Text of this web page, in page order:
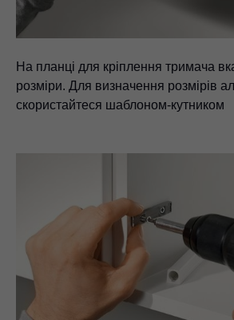
На планці для кріплення тримача
розміри. Для визначення розмірів
скористайтеся шаблоном-кутником